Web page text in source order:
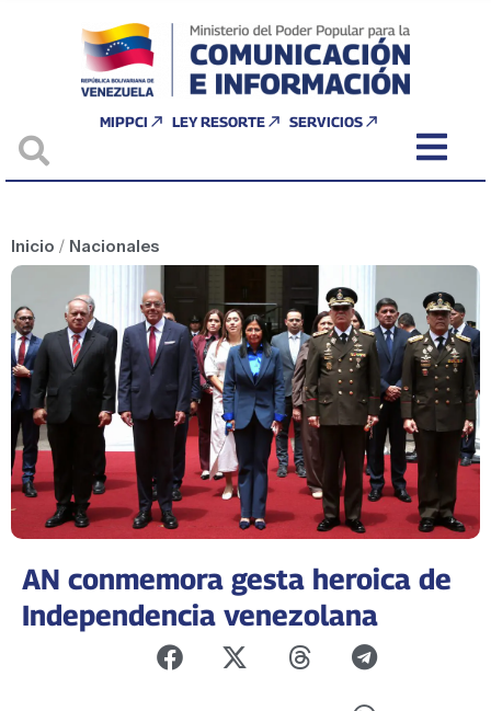
MIPPCI LEY RESORTE SERVICIOS
Inicio / Nacionales
AN conmemora gesta heroica de
Independencia venezolana